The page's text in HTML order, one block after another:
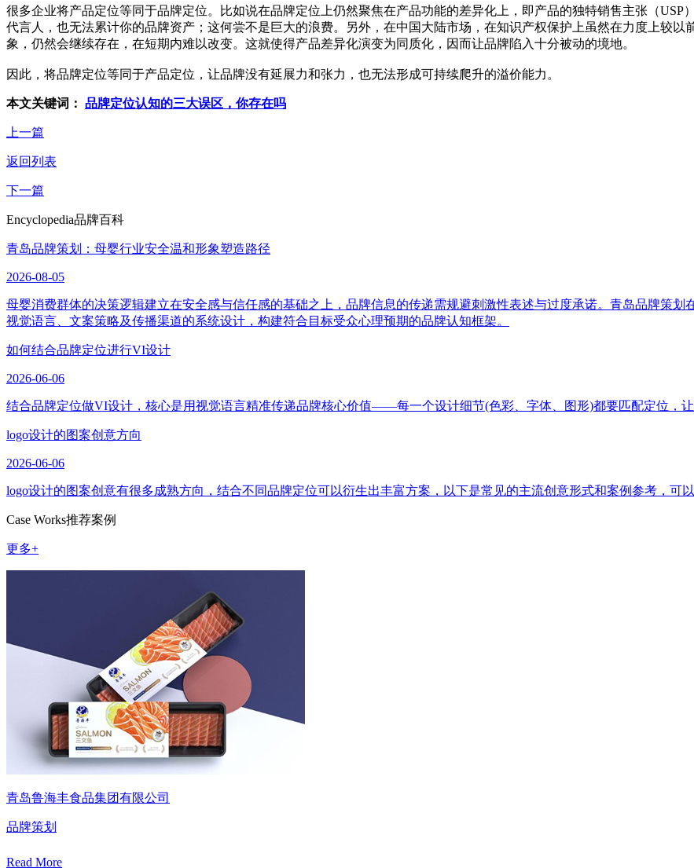
很多企业将产品定位等同于品牌定位。比如说在品牌定位上仍然聚焦在产品功能的差异化上，即产品的独特销售主张（
代言人，也无法累计你的品牌资产；这何尝不是巨大的浪费。另外，在中国大陆市场，在知识产权保护上虽然在力度上较
象，仍然会继续存在，在短期内难以改变。这就使得产品差异化演变为同质化，因而让品牌陷入十分被动的境地。
因此，将品牌定位等同于产品定位，让品牌没有延展力和张力，也无法形成可持续爬升的溢价能力。
本文关键词： 品牌定位认知的三大误区，你存在吗
上一篇
返回列表
下一篇
Encyclopedia品牌百科
青岛品牌策划：母婴行业安全温和形象塑造路径
2026-08-05
母婴消费群体的决策逻辑建立在安全感与信任感的基础之上，品牌信息的传递需规避刺激性表述与过度承诺。青岛品牌策
视觉语言、文案策略及传播渠道的系统设计，构建符合目标受众心理预期的品牌认知框架。
如何结合品牌定位进行VI设计
2026-06-06
结合品牌定位做VI设计，核心是用视觉语言精准传递品牌核心价值——每一个设计细节(色彩、字体、图形)都要匹配定位，
logo设计的图案创意方向
2026-06-06
logo设计的图案创意有很多成熟方向，结合不同品牌定位可以衍生出丰富方案，以下是常见的主流创意形式和案例参考，可
Case Works推荐案例
更多+
青岛鲁海丰食品集团有限公司
品牌策划
Read More